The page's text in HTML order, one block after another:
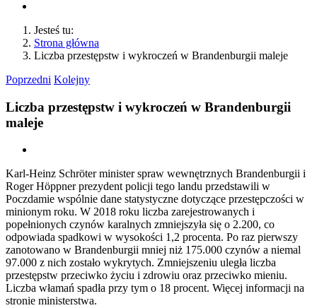
Jesteś tu:
Strona główna
Liczba przestępstw i wykroczeń w Brandenburgii maleje
Poprzedni Kolejny
Liczba przestępstw i wykroczeń w Brandenburgii
maleje
obrazek
Karl-Heinz Schröter minister spraw wewnętrznych Brandenburgii i
Roger Höppner prezydent policji tego landu przedstawili w
Poczdamie wspólnie dane statystyczne dotyczące przestępczości w
minionym roku. W 2018 roku liczba zarejestrowanych i
popełnionych czynów karalnych zmniejszyła się o 2.200, co
odpowiada spadkowi w wysokości 1,2 procenta. Po raz pierwszy
zanotowano w Brandenburgii mniej niż 175.000 czynów a niemal
97.000 z nich zostało wykrytych. Zmniejszeniu uległa liczba
przestępstw przeciwko życiu i zdrowiu oraz przeciwko mieniu.
Liczba włamań spadła przy tym o 18 procent. Więcej informacji na
stronie ministerstwa.